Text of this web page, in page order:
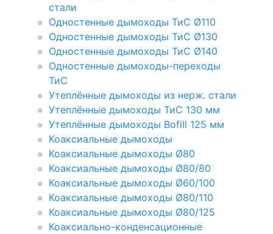
стали
Одностенные дымоходы ТиС Ø110
Одностенные дымоходы ТиС Ø130
Одностенные дымоходы ТиС Ø140
Одностенные дымоходы-переходы
ТиС
Утеплённые дымоходы из нерж. стали
Утеплённые дымоходы ТиС 130 мм
Утеплённые дымоходы Bofill 125 мм
Коаксиальные дымоходы
Коаксиальные дымоходы Ø80
Коаксиальные дымоходы Ø80/80
Коаксиальные дымоходы Ø60/100
Коаксиальные дымоходы Ø80/110
Коаксиальные дымоходы Ø80/125
Коаксиально-конденсационные